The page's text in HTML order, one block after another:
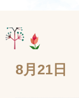
8月21日